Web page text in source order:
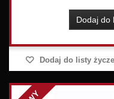
Dodaj do
Dodaj do listy